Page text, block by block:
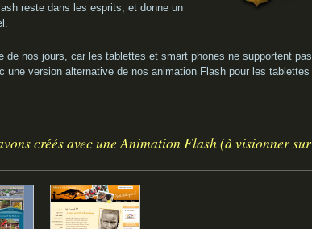
reste dans les esprits, et donne un
de nos jours, car les tablettes et smart phones ne supportent pas
une version alternative de nos animation Flash pour les tablettes
créés avec une Animation Flash (à visionner sur